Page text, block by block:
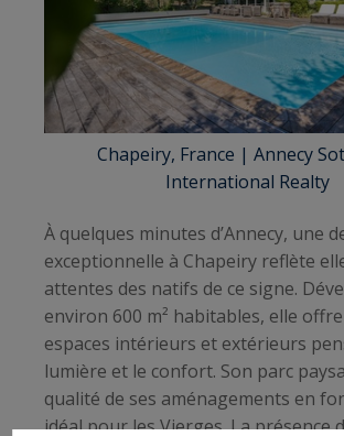
Chapeiry, France | Annecy
International Realty
À quelques minutes d’Annecy, une
exceptionnelle à Chapeiry reflète
attentes des natifs de ce signe.
environ 600 m² habitables, elle
espaces intérieurs et extérieurs
lumière et le confort. Son parc
qualité de ses aménagements en
idéal pour les Vierges. La présence